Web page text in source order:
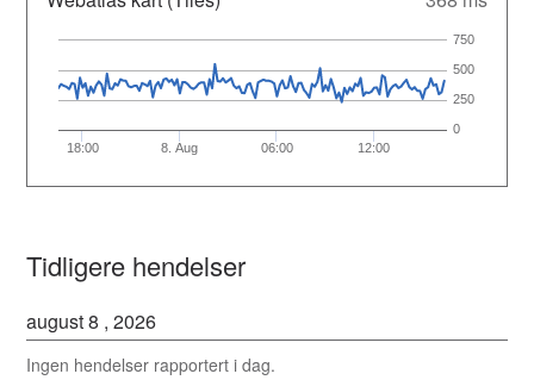
18:00 8. Aug 06:00 12:00
0
250
500
750
Tidligere hendelser
august8 ,2026
Ingen hendelser rapportert i dag.